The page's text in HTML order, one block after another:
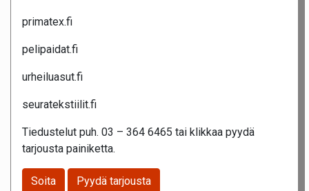
primatex.fi
pelipaidat.fi
urheiluasut.fi
seuratekstiilit.fi
Tiedustelut puh. 03 – 364 6465 tai klikkaa pyydä
tarjousta painiketta.
Soita Pyydä tarjousta